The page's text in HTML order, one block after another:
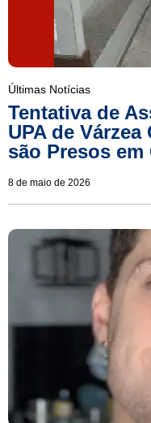
Últimas Notícias
Tentativa de
UPA de
são Presos em
8 de maio de 2026